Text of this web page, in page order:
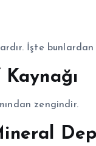
İşte bunlardan
zengindir.